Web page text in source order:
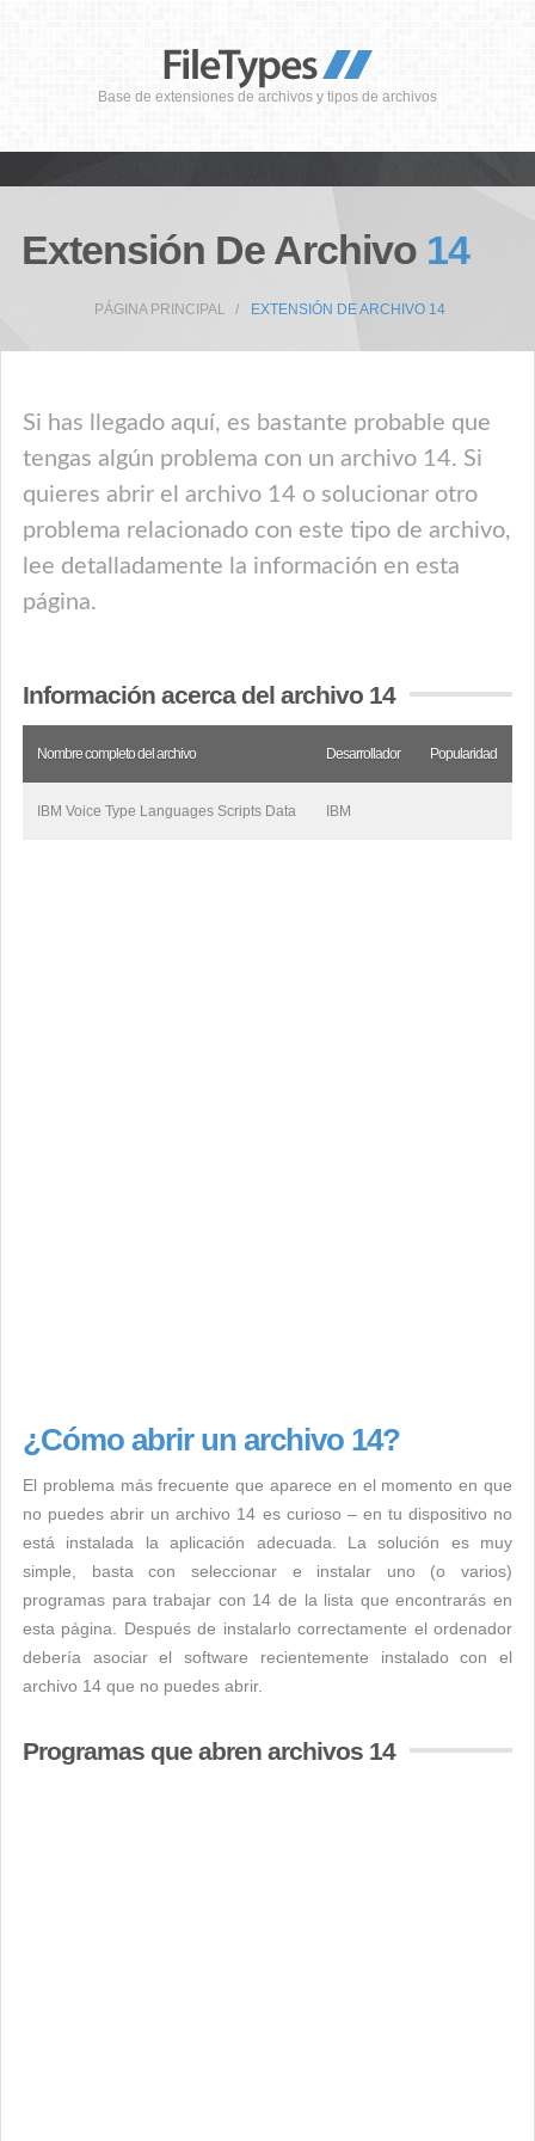
Base de extensiones de archivos y tipos de archivos
Extensión De Archivo 14
PÁGINA PRINCIPAL EXTENSIÓN DE ARCHIVO 14
Si has llegado aquí, es bastante probable que
tengas algún problema con un archivo 14. Si
quieres abrir el archivo 14 o solucionar otro
problema relacionado con este tipo de archivo,
lee detalladamente la información en esta
página.
Información acerca del archivo 14
Nombre completo del archivo Desarrollador Popularidad
IBM Voice Type Languages Scripts Data IBM
¿Cómo abrir un archivo 14?
El problema más frecuente que aparece en el momento en que
no puedes abrir un archivo 14 es curioso – en tu dispositivo no
está instalada la aplicación adecuada. La solución es muy
simple, basta con seleccionar e instalar uno (o varios)
programas para trabajar con 14 de la lista que encontrarás en
esta página. Después de instalarlo correctamente el ordenador
debería asociar el software recientemente instalado con el
archivo 14 que no puedes abrir.
Programas que abren archivos 14